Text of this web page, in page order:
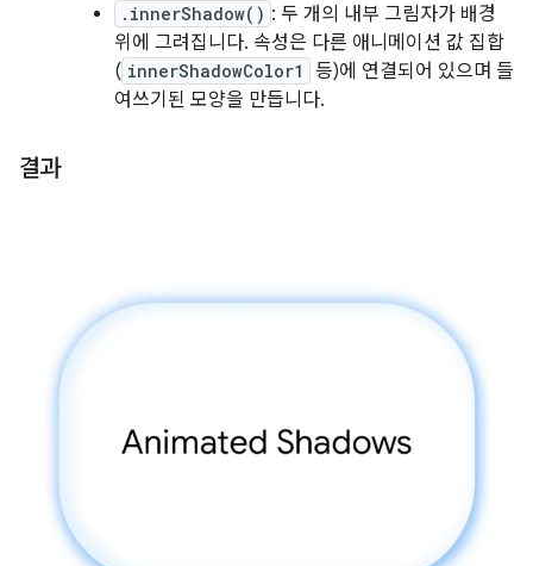
.innerShadow() : 두 개의 내부 그림자가 배경
위에 그려집니다. 속성은 다른 애니메이션 값 집합
( innerShadowColor1
등)에 연결되어 있으며 들
여쓰기된 모양을 만듭니다.
결과